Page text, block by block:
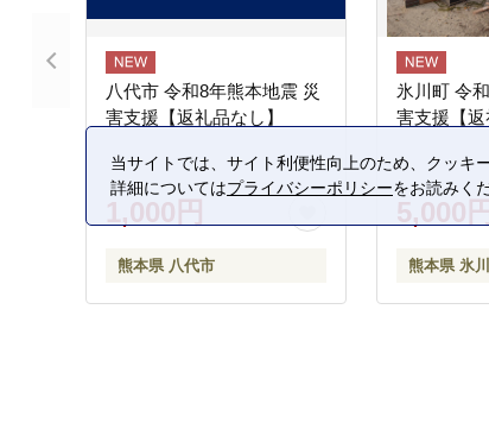
八代市 令和8年熊本地震 災
害支援【返礼品なし】
1,000円
熊本県 八代市
氷川町 令
害支援【返
5,000円
熊本県 氷
当サイトでは、サイト利便性向上のため、クッキ
詳細についてはプライバシーポリシーをお読みく